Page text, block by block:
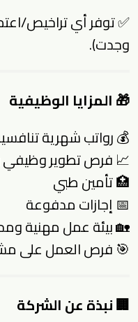
✅ توفر أي تراخيص/
وجدت).
🎁 المزايا الوظيفية
💰 رواتب شهرية
📈 فرص تطوير وظيفي
🏥 تأمين طبي
📅 إجازات مدفوعة
🏡 بيئة عمل مهنية
🎯 فرص العمل على
🏢 نبذة عن الشركة